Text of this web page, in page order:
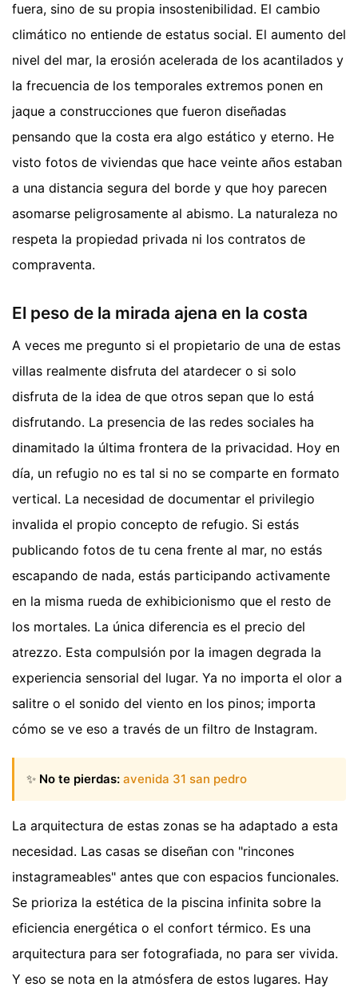
fuera, sino de su propia insostenibilidad. El cambio
climático no entiende de estatus social. El aumento del
nivel del mar, la erosión acelerada de los acantilados y
la frecuencia de los temporales extremos ponen en
jaque a construcciones que fueron diseñadas
pensando que la costa era algo estático y eterno. He
visto fotos de viviendas que hace veinte años estaban
a una distancia segura del borde y que hoy parecen
asomarse peligrosamente al abismo. La naturaleza no
respeta la propiedad privada ni los contratos de
compraventa.
El peso de la mirada ajena en la costa
A veces me pregunto si el propietario de una de estas
villas realmente disfruta del atardecer o si solo
disfruta de la idea de que otros sepan que lo está
disfrutando. La presencia de las redes sociales ha
dinamitado la última frontera de la privacidad. Hoy en
día, un refugio no es tal si no se comparte en formato
vertical. La necesidad de documentar el privilegio
invalida el propio concepto de refugio. Si estás
publicando fotos de tu cena frente al mar, no estás
escapando de nada, estás participando activamente
en la misma rueda de exhibicionismo que el resto de
los mortales. La única diferencia es el precio del
atrezzo. Esta compulsión por la imagen degrada la
experiencia sensorial del lugar. Ya no importa el olor a
salitre o el sonido del viento en los pinos; importa
cómo se ve eso a través de un filtro de Instagram.
✨ No te pierdas: avenida 31 san pedro
La arquitectura de estas zonas se ha adaptado a esta
necesidad. Las casas se diseñan con "rincones
instagrameables" antes que con espacios funcionales.
Se prioriza la estética de la piscina infinita sobre la
eficiencia energética o el confort térmico. Es una
arquitectura para ser fotografiada, no para ser vivida.
Y eso se nota en la atmósfera de estos lugares. Hay